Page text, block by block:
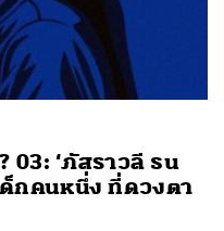
03: ‘ภัสราวลี ธน
ด็กคนหนึ่ง ที่ดวงตา